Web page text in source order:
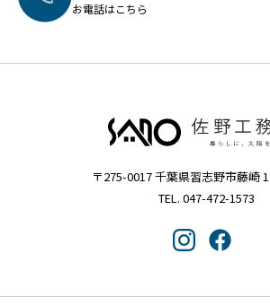
お電話はこちら
〒275-0017 千葉県習志野市藤崎
TEL. 047-472-1573